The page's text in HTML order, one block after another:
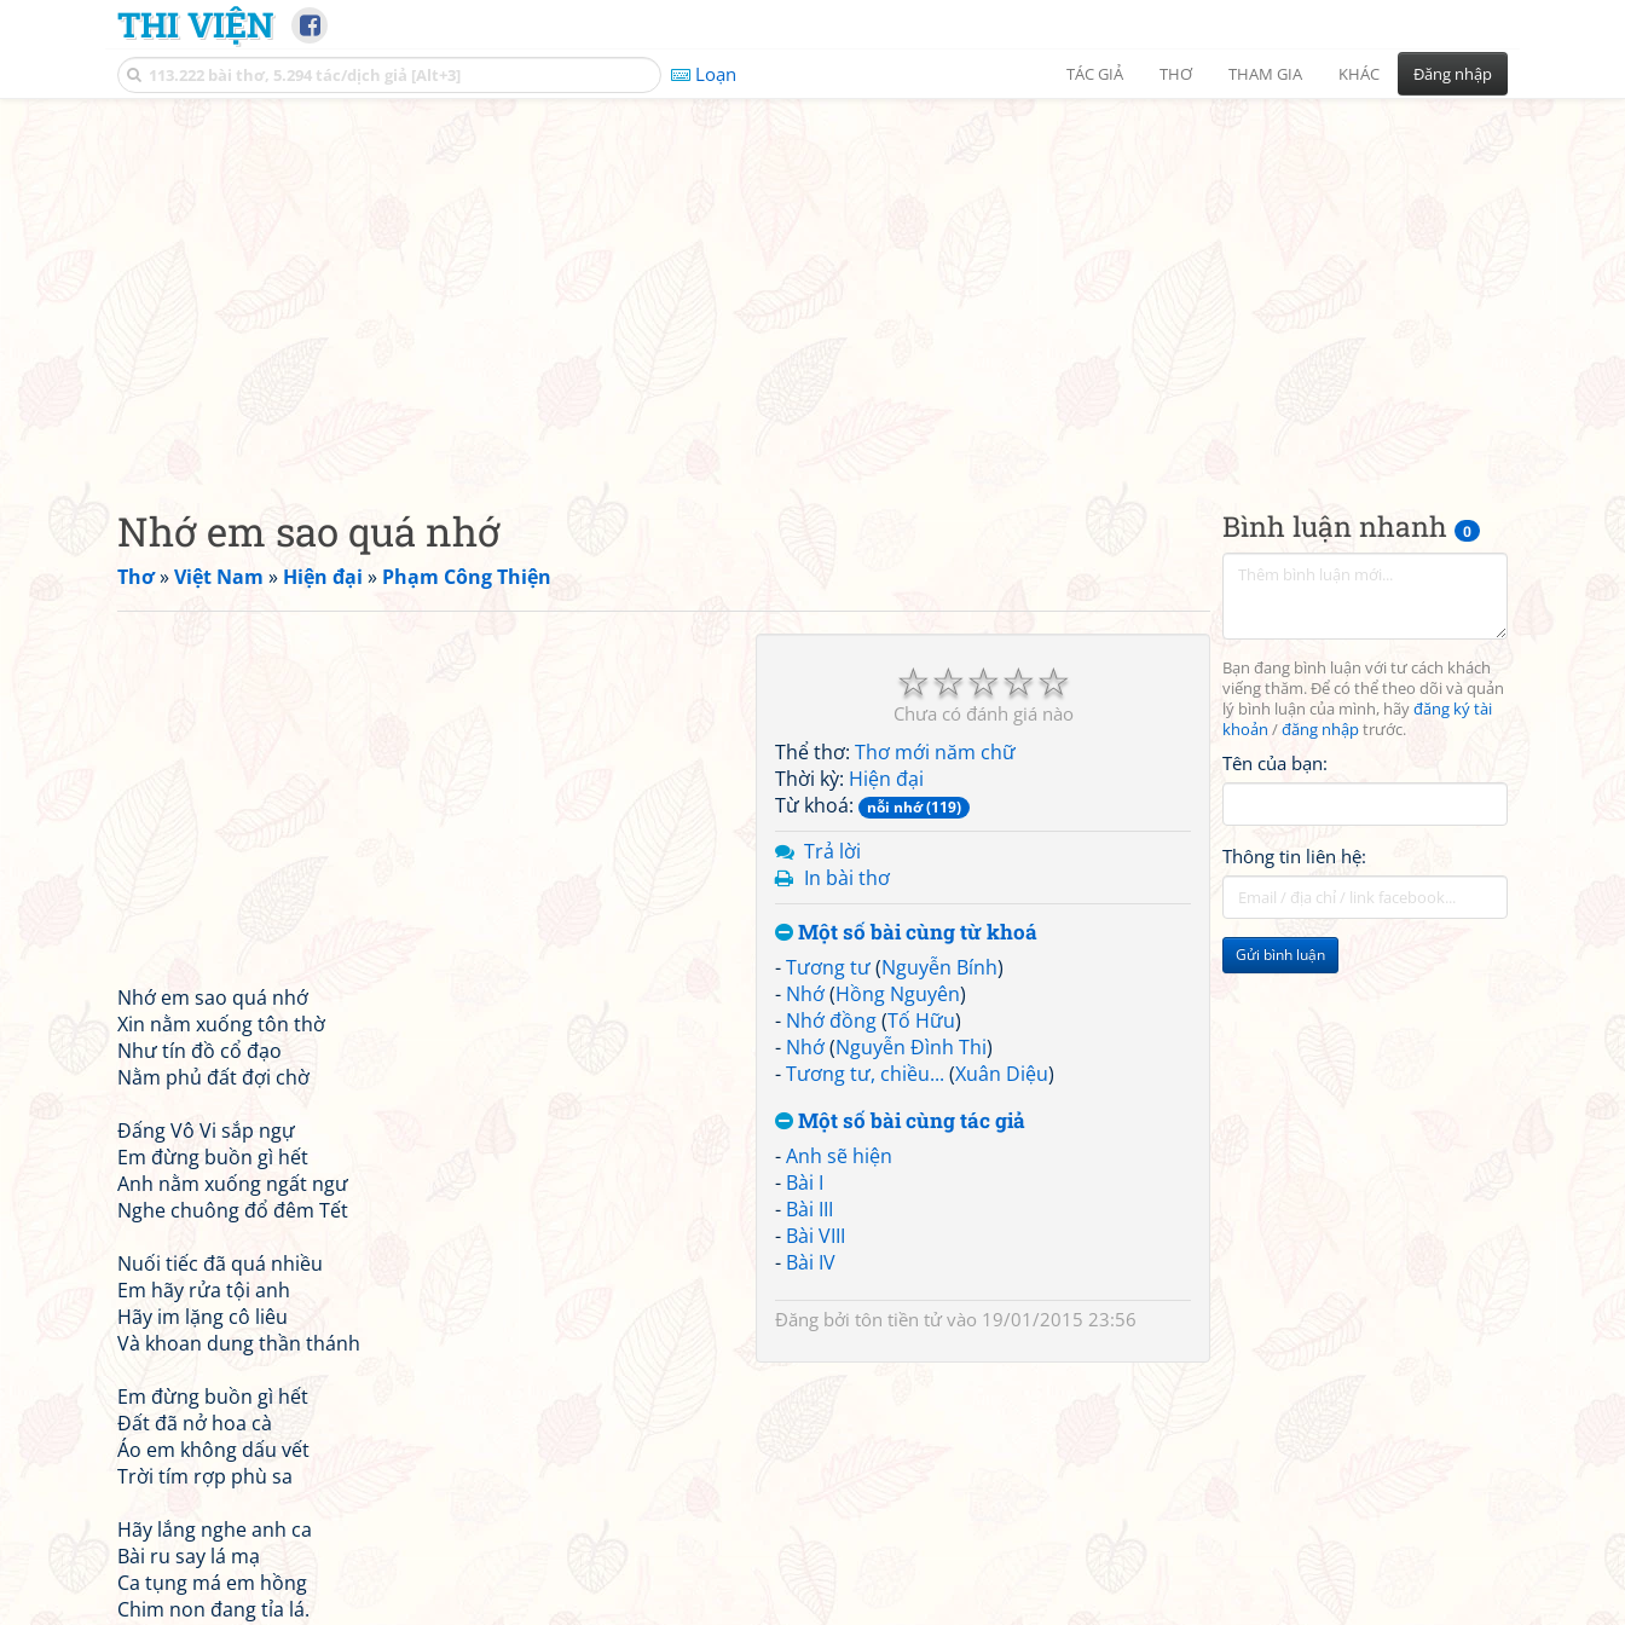
THI VIỆN
Loạn TÁC GIẢ THƠ THAM GIA KHÁC Đăng nhập
Bình luận nhanh 0
Bạn đang bình luận với tư cách khách
viếng thăm. Để có thể theo dõi và quản
lý bình luận của mình, hãyđăng ký tài
khoản /đăng nhậptrước.
Tên của bạn:
Thông tin liên hệ:
Gửi bình luận
Nhớ em sao quá nhớ
Thơ»Việt Nam » Hiện đại » Phạm Công Thiện
☆
☆
☆
☆
☆
Chưa có đánh giá nào
Thể thơ: Thơ mới năm chữ
Thời kỳ: Hiện đại
Từ khoá:
nỗi nhớ (119)
Trả lời
In bài thơ
Một số bài cùng từ khoá
-Tương tư(Nguyễn Bính)
- Nhớ(Hồng Nguyên)
- Nhớ đồng(Tố Hữu)
- Nhớ(Nguyễn Đình Thi)
-Tương tư, chiều... (Xuân Diệu)
Một số bài cùng tác giả
-Anh sẽ hiện
- Bài I
- Bài III
- Bài VIII
- Bài IV
Đăng bởi tôn tiền tửvào 19/01/2015 23:56
Nhớ em sao quá nhớ
Xin nằm xuống tôn thờ
Như tín đồ cổ đạo
Nằm phủ đất đợi chờ
Đấng Vô Vi sắp ngự
Em đừng buồn gì hết
Anh nằm xuống ngất ngư
Nghe chuông đổ đêm Tết
Nuối tiếc đã quá nhiều
Em hãy rửa tội anh
Hãy im lặng cô liêu
Và khoan dung thần thánh
Em đừng buồn gì hết
Đất đã nở hoa cà
Áo em không dấu vết
Trời tím rợp phù sa
Hãy lắng nghe anh ca
Bài ru say lá mạ
Ca tụng má em hồng
Chim non đang tỉa lá.